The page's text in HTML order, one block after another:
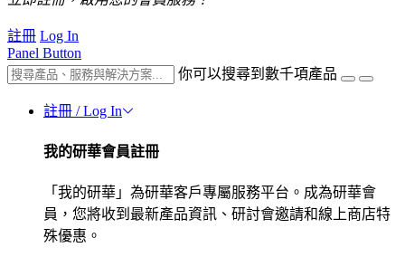
註冊 Log In
Panel Button
你可以搜尋到數千項產品
註冊 / Log In
我的研華會員註冊
「我的研華」為研華客戶專屬服務平台。成為研華會
員，您將收到最新產品資訊、研討會邀請和線上商店特
殊優惠。